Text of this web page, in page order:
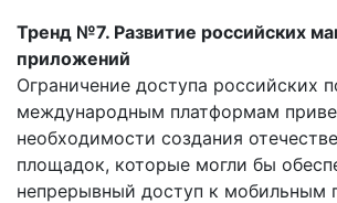
Тренд №7. Развитие российских
приложений
Ограничение доступа российских
международным платформам
необходимости создания
площадок, которые могли бы
непрерывный доступ к мобильным